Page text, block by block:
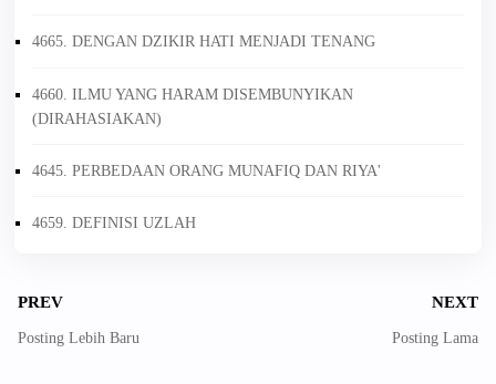
4665. DENGAN DZIKIR HATI MENJADI TENANG
4660. ILMU YANG HARAM DISEMBUNYIKAN
(DIRAHASIAKAN)
4645. PERBEDAAN ORANG MUNAFIQ DAN RIYA'
4659. DEFINISI UZLAH
PREV
Posting Lebih Baru
NEXT
Posting Lama